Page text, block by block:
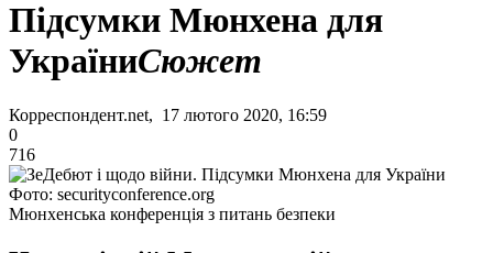
Підсумки Мюнхена для
УкраїниСюжет
Корреспондент.net, 17 лютого 2020, 16:59
0
716
Фото: securityconference.org
Мюнхенська конференція з питань безпеки